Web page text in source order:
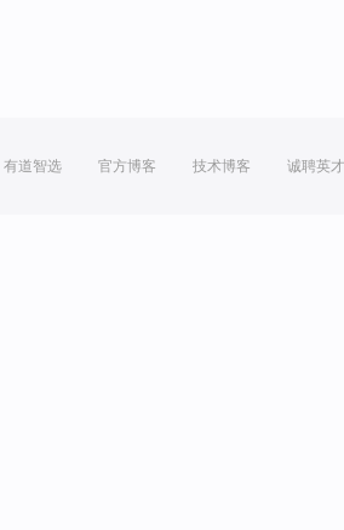
有道智选 官方博客 技术博客 诚聘英才